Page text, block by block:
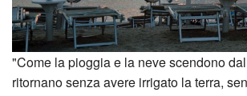
"Come la pioggia e la neve scendono
ritornano senza avere irrigato la terra,